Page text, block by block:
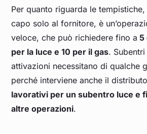
Per quanto riguarda le
capo solo al fornitore, è
veloce, che può richiedere fino a 5
per la luce e 10 per il gas.
attivazioni necessitano di qualche
perché interviene anche il
lavorativi per un subentro luce e
altre operazioni.